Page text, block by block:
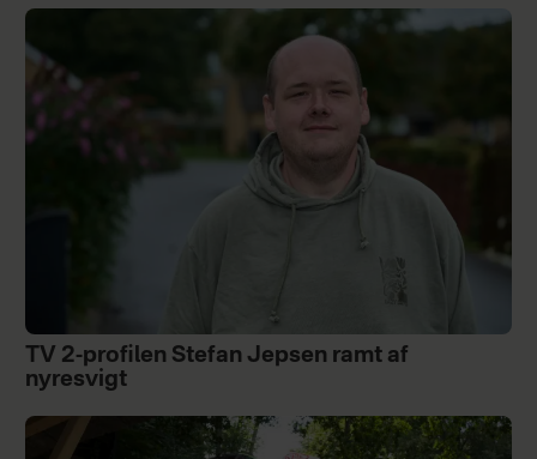
TV 2-profilen Stefan Jepsen ramt af
nyresvigt